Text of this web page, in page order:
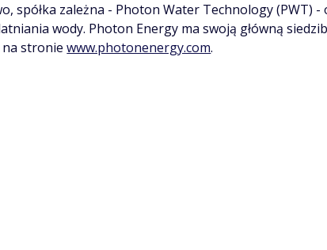
spółka zależna - Photon Water Technology (PWT)
wody. Photon Energy ma swoją główną
na stroniewww.photonenergy.com.